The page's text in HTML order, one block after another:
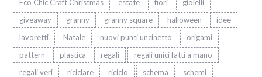
Eco Chic Craft Christmas
estate fiori
gioielli
giveaway
granny granny square halloween
idee
lavoretti
Natale nuovi punti uncinetto
origami
pattern
plastica regali
regali unici fatti a mano
regali veri
riciclare riciclo schema
schemi